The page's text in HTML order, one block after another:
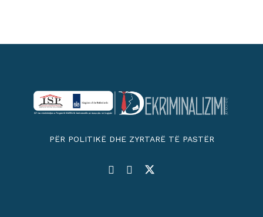
PËR POLITIKË DHE ZYRTARË TË PASTËR